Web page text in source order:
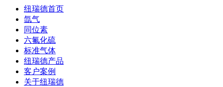
纽瑞德首页
氙气
同位素
六氟化硫
标准气体
纽瑞德产品
客户案例
关于纽瑞德